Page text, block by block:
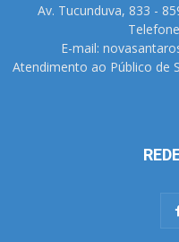
Av. Tucunduva, 833 -
E-mail:
Atendimento ao Público de